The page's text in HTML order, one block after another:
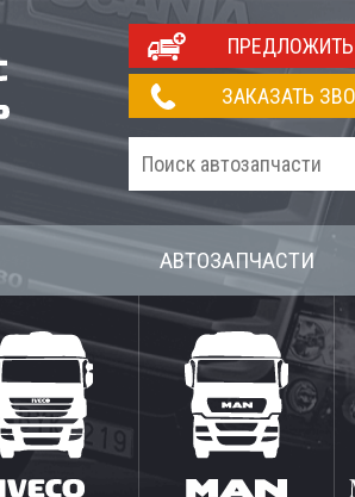
ЗАКАЗАТЬ
АВТОЗАПЧАСТИ